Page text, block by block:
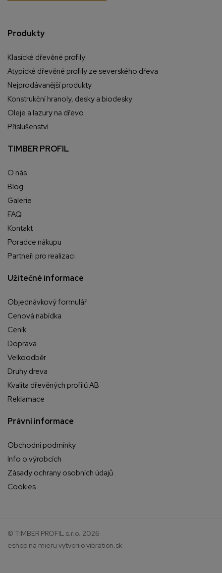
Produkty
Klasické dřevěné profily
Atypické dřevěné profily ze severského dřeva
Nejprodávanější produkty
Konstrukční hranoly, desky a biodesky
Oleje a lazury na dřevo
Příslušenství
TIMBER PROFIL
O nás
Blog
Galerie
FAQ
Kontakt
Poradce nákupu
Partneři pro realizaci
Užitečné informace
Objednávkový formulář
Cenová nabídka
Ceník
Doprava
Velkoodběr
Druhy dreva
Kvalita dřevěných profilů AB
Reklamace
Právní informace
Obchodní podmínky
Info o výrobcích
Zásady ochrany osobních údajů
Cookies
© TIMBER PROFIL s.r.o. 2026
eshop na mieru vytvorilovibration.sk